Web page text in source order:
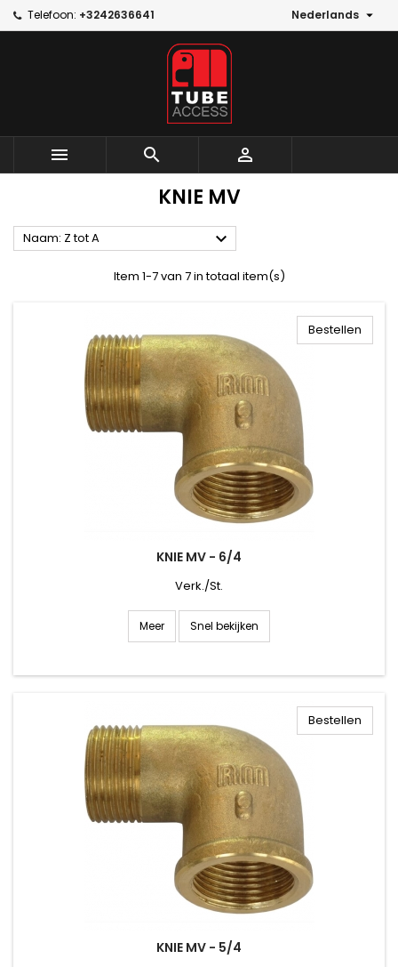
Telefoon: +3242636641 Nederlands 
  
KNIE MV
Naam: Z tot A 
Item 1-7 van 7 in totaal item(s)
KNIE MV - 6/4
Verk./St.
Meer Snel bekijken
Bestellen
KNIE MV - 5/4
Bestellen